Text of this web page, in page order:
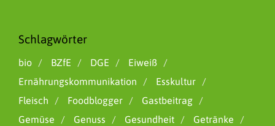
Schlagwörter
bio BZfE DGE
Eiweiß
Ernährungskommunikation
Esskultur
Fleisch
Foodblogger
Gastbeitrag
Gemüse
Genuss Gesundheit
Getränke